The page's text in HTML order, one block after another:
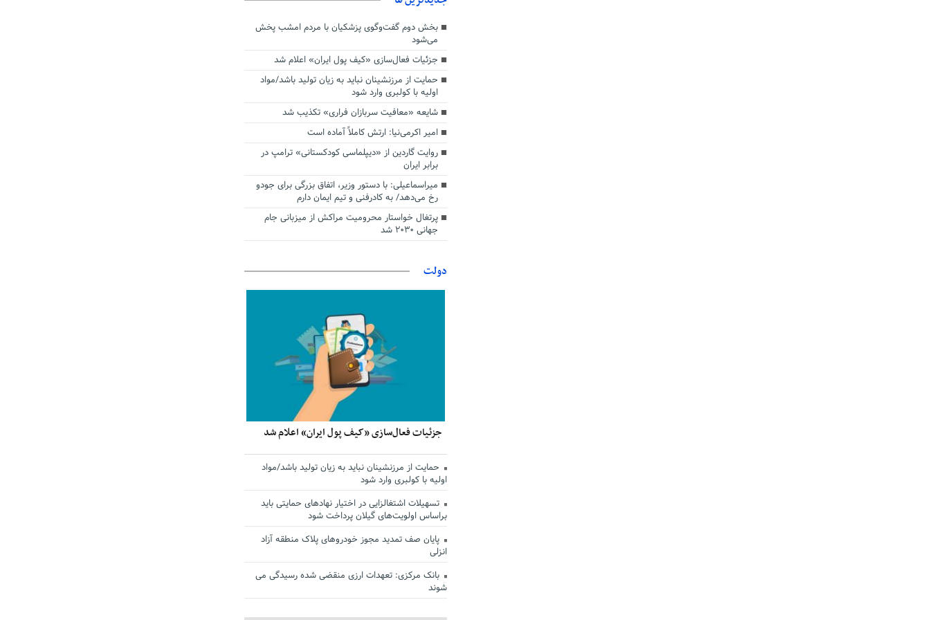
بخش دوم گفت‌وگوی پزشکیان با مردم امشب پخش
می‌شود
جزئیات فعال‌سازی «کیف پول ایران» اعلام شد
حمایت از مرزنشینان نباید به زیان تولید باشد/مواد
اولیه با کولبری وارد شود
شایعه «معافیت سربازان فراری» تکذیب شد
امیر اکرمی‌نیا: ارتش کاملاً آماده است
روایت گاردین از «دیپلماسی کودکستانی» ترامپ در
برابر ایران
میراسماعیلی: با دستور وزیر، اتفاق بزرگی برای جودو
رخ می‌دهد/ به کادرفنی و تیم ایمان دارم
پرتغال خواستار محرومیت مراکش از میزبانی جام
جهانی ۲۰۳۰ شد
دولت
جزئیات فعال‌سازی «کیف پول ایران» اعلام شد
حمایت از مرزنشینان نباید به زیان تولید باشد/مواد
اولیه با کولبری وارد شود
تسهیلات اشتغالزایی در اختیار نهادهای حمایتی باید
براساس اولویت‌های گیلان پرداخت شود
پایان صف تمدید مجوز خودروهای پلاک منطقه آزاد
انزلی
بانک مرکزی: تعهدات ارزی منقضی شده رسیدگی می
شوند